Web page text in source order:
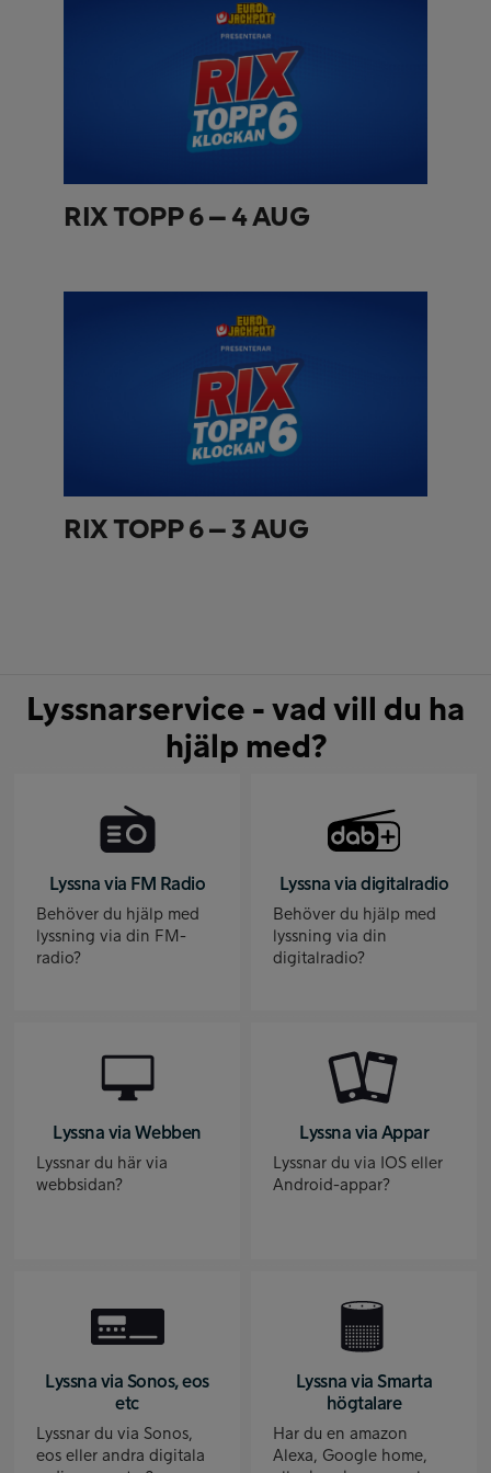
RIX TOPP 6 – 4 AUG
RIX TOPP 6 – 3 AUG
Lyssnarservice - vad vill du ha
hjälp med?
Lyssna via FM Radio
Behöver du hjälp med
lyssning via din FM-
radio?
Lyssna via digitalradio
Behöver du hjälp med
lyssning via din
digitalradio?
Lyssna via Webben
Lyssnar du här via
webbsidan?
Lyssna via Appar
Lyssnar du via IOS eller
Android-appar?
Lyssna via Sonos, eos
etc
Lyssnar du via Sonos,
eos eller andra digitala
Lyssna via Smarta
högtalare
Har du en amazon
Alexa, Google home,